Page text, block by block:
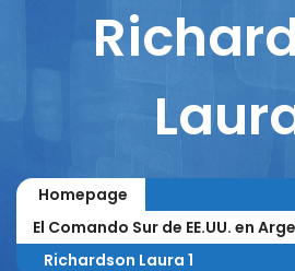
Reportajes
Homepage
El Comando Sur de EE.UU. en
Richardson Laura 1